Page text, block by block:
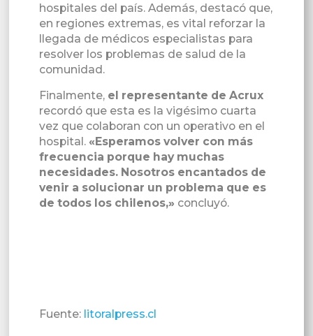
hospitales del país. Además, destacó que,
en regiones extremas, es vital reforzar la
llegada de médicos especialistas para
resolver los problemas de salud de la
comunidad.
Finalmente, el representante de Acrux
recordó que esta es la vigésimo cuarta
vez que colaboran con un operativo en el
hospital. «Esperamos volver con más
frecuencia porque hay muchas
necesidades. Nosotros encantados de
venir a solucionar un problema que es
de todos los chilenos,» concluyó.
Fuente: litoralpress.cl